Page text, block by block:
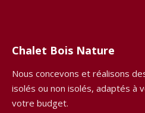
Chalet Bois Nature
Nous concevons et réalisons
isolés ou non isolés, adaptés à
votre budget.